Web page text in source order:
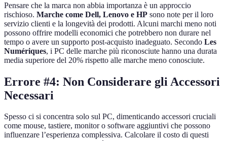
Pensare che la marca non abbia importanza è un approccio
rischioso. Marche come Dell, Lenovo e HP sono note per il loro
servizio clienti e la longevità dei prodotti. Alcuni marchi meno noti
possono offrire modelli economici che potrebbero non durare nel
tempo o avere un supporto post-acquisto inadeguato. Secondo Les
Numériques, i PC delle marche più riconosciute hanno una durata
media superiore del 20% rispetto alle marche meno conosciute.
Errore #4: Non Considerare gli Accessori
Necessari
Spesso ci si concentra solo sul PC, dimenticando accessori cruciali
come mouse, tastiere, monitor o software aggiuntivi che possono
influenzare l’esperienza complessiva. Calcolare il costo di questi